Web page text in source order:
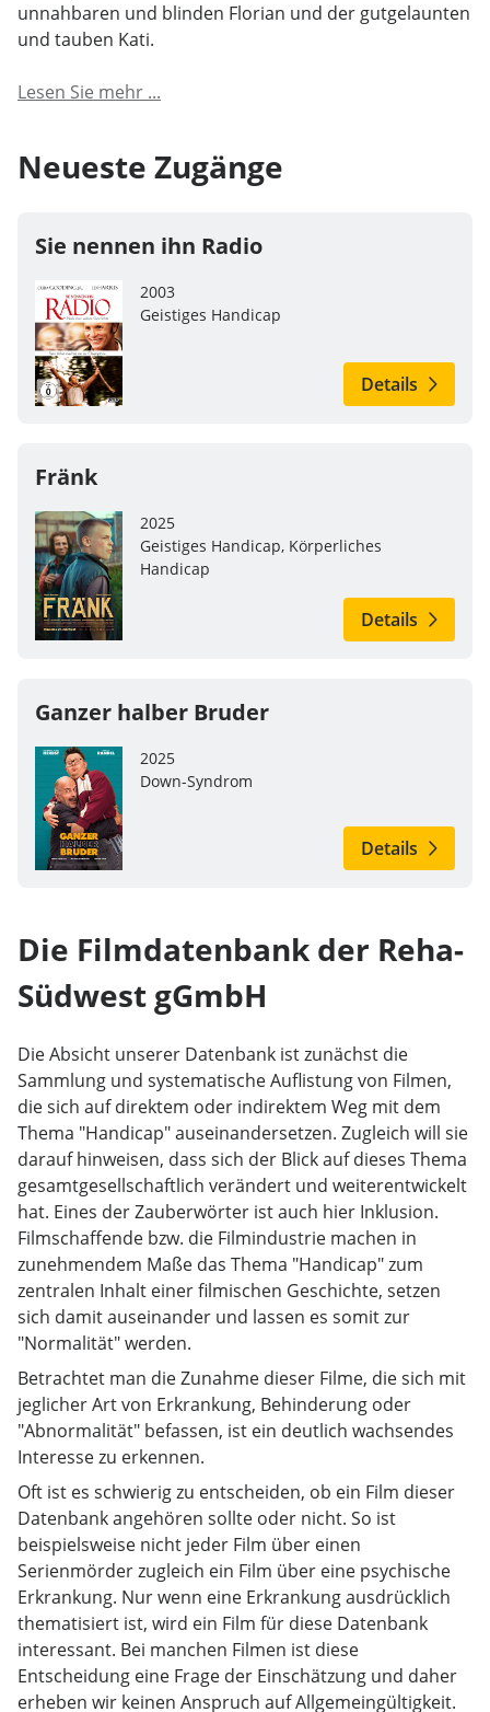
unnahbaren und blinden Florian und der gutgelaunten
und tauben Kati.
Lesen Sie mehr ...
Neueste Zugänge
Sie nennen ihn Radio
2003
Geistiges Handicap
Details
Fränk
2025
Geistiges Handicap, Körperliches
Handicap
Details
Ganzer halber Bruder
2025
Down-Syndrom
Details
Die Filmdatenbank der Reha-
Südwest gGmbH
Die Absicht unserer Datenbank ist zunächst die
Sammlung und systematische Auflistung von Filmen,
die sich auf direktem oder indirektem Weg mit dem
Thema "Handicap" auseinandersetzen. Zugleich will sie
darauf hinweisen, dass sich der Blick auf dieses Thema
gesamtgesellschaftlich verändert und weiterentwickelt
hat. Eines der Zauberwörter ist auch hier Inklusion.
Filmschaffende bzw. die Filmindustrie machen in
zunehmendem Maße das Thema "Handicap" zum
zentralen Inhalt einer filmischen Geschichte, setzen
sich damit auseinander und lassen es somit zur
"Normalität" werden.
Betrachtet man die Zunahme dieser Filme, die sich mit
jeglicher Art von Erkrankung, Behinderung oder
"Abnormalität" befassen, ist ein deutlich wachsendes
Interesse zu erkennen.
Oft ist es schwierig zu entscheiden, ob ein Film dieser
Datenbank angehören sollte oder nicht. So ist
beispielsweise nicht jeder Film über einen
Serienmörder zugleich ein Film über eine psychische
Erkrankung. Nur wenn eine Erkrankung ausdrücklich
thematisiert ist, wird ein Film für diese Datenbank
interessant. Bei manchen Filmen ist diese
Entscheidung eine Frage der Einschätzung und daher
erheben wir keinen Anspruch auf Allgemeingültigkeit.